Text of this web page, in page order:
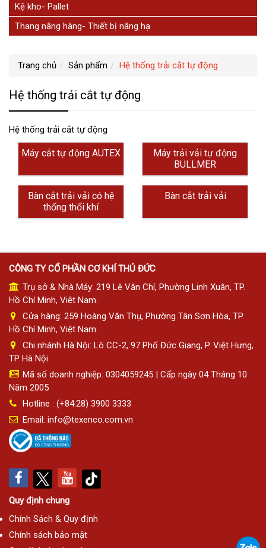
Kệ kho- Pallet
Thang nâng hàng- Thiết bị nâng hạ
Trang chủ Sản phẩm Hệ thống trải cắt tự động
Hệ thống trải cắt tự động
Hệ thống trải cắt tự động
Máy cắt tự động AUTEX
Máy trải vải tự động
BULLMER
Bàn cắt trải vải có hệ
thống thổi khí
Bàn cắt trải vải
CÔNG TY CỔ PHẦN CƠ KHÍ THỦ ĐỨC
Trụ sở & Nhà Máy: 219 Lê Văn Chí, Phường Linh Xuân, TP.
Hồ Chí Minh, Việt Nam.
Cửa hàng: 259 Hoàng Văn Thụ, Phường Tân Sơn Hòa, TP.
Hồ Chí Minh, Việt Nam.
Chi nhánh Hà Nội: Lô CC-2, 97 Phố Đức Giang, P. Việt Hưng,
TP Hà Nội
Mã số doanh nghiệp: 0304059245 | Cấp ngày 04 Tháng 10
Năm 2005
Hotline : (+84.28) 3900 3333
Email: info@texenco.com.vn
Quy định chung
Chính Sách & Quy định
Chính sách bảo mật